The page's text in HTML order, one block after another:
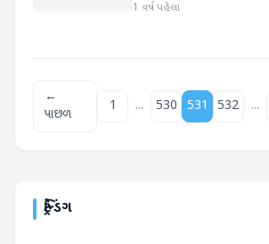
1 વર્ષ પહેલા
←
પાછળ
1 ... 530 531 532 ...
ટ્રેન્ડિંગ